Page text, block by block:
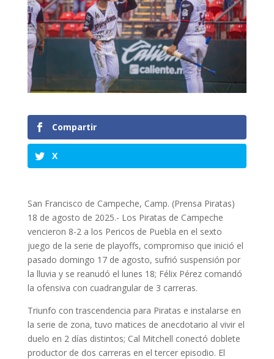
Compartir
X
San Francisco de Campeche, Camp. (Prensa Piratas)
18 de agosto de 2025.- Los Piratas de Campeche
vencieron 8-2 a los Pericos de Puebla en el sexto
juego de la serie de playoffs, compromiso que inició el
pasado domingo 17 de agosto, sufrió suspensión por
la lluvia y se reanudó el lunes 18; Félix Pérez comandó
la ofensiva con cuadrangular de 3 carreras.
Triunfo con trascendencia para Piratas e instalarse en
la serie de zona, tuvo matices de anecdotario al vivir el
duelo en 2 días distintos; Cal Mitchell conectó doblete
productor de dos carreras en el tercer episodio. El